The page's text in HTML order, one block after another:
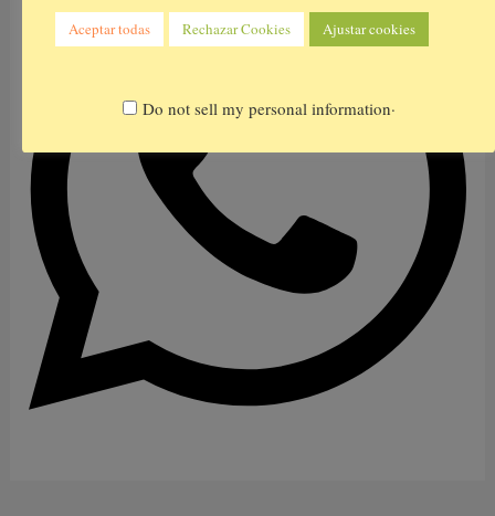
Aceptar todas Rechazar Cookies Ajustar cookies
Do not sell my personal information.